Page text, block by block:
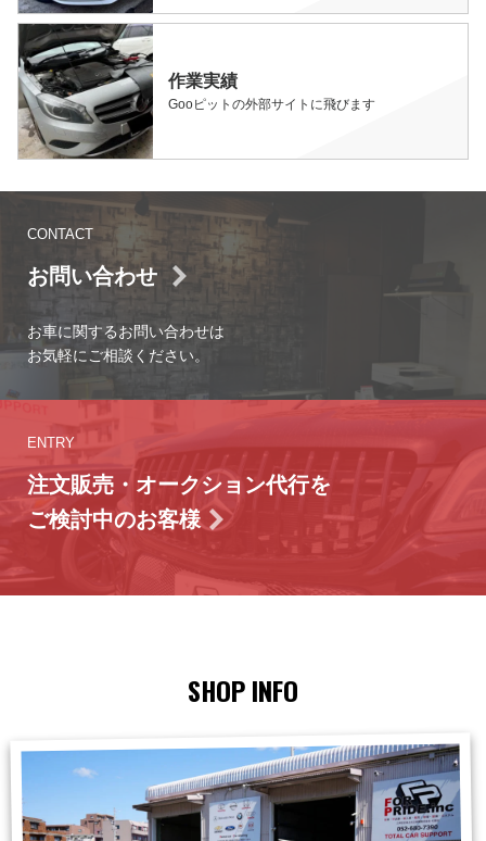
作業実績
Gooピットの外部サイトに飛びます
CONTACT
お問い合わせ
お車に関するお問い合わせは
お気軽にご相談ください。
ENTRY
注文販売・オークション代行を
ご検討中のお客様
SHOP INFO